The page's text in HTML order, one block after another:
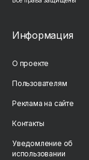
Информация
О проекте
Пользователям
Реклама на сайте
Контакты
Уведомление об
использовании